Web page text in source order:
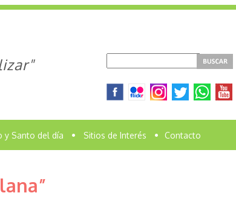
y Santo del día • Sitios de Interés • Contacto